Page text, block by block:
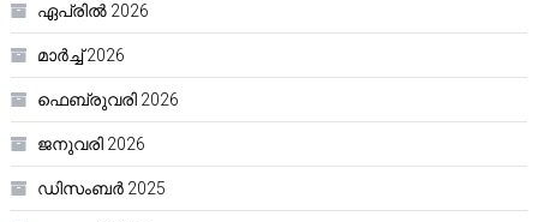
ഏപ്രിൽ 2026
മാർച്ച്‌ 2026
ഫെബ്രുവരി 2026
ജനുവരി 2026
ഡിസംബർ 2025